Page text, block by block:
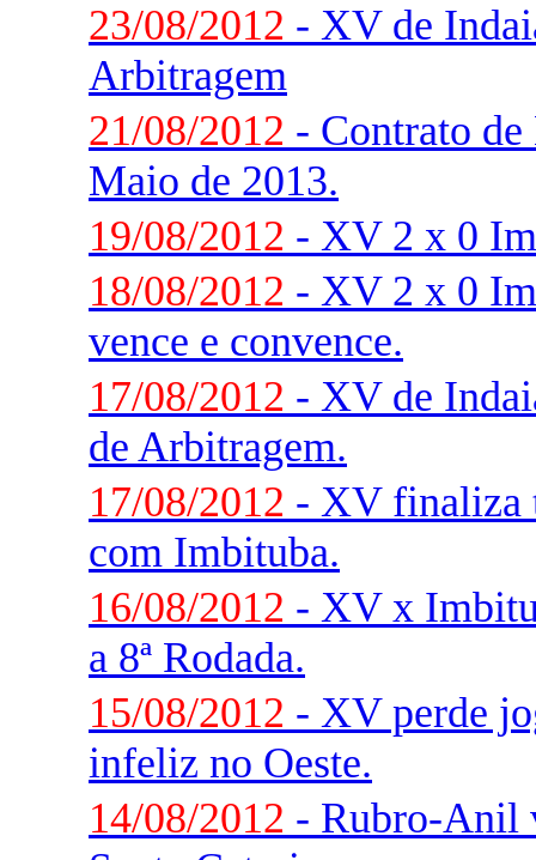
23/08/2012 - XV de
Arbitragem
21/08/2012 - Contrato
Maio de 2013.
19/08/2012 - XV 2 x 0
18/08/2012 - XV 2 x 0
vence e convence.
17/08/2012 - XV de
de Arbitragem.
17/08/2012 - XV finaliza
com Imbituba.
16/08/2012 - XV x
a 8ª Rodada.
15/08/2012 - XV perde
infeliz no Oeste.
14/08/2012 - Rubro-Anil